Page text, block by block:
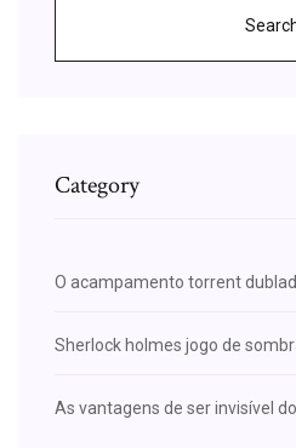
Category
O acampamento torrent
Sherlock holmes jogo de
As vantagens de ser invisível